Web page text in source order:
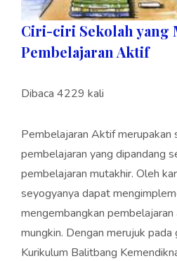
Ciri-ciri Sekolah yang
Pembelajaran Aktif
Dibaca 4229 kali
Pembelajaran Aktif merupakan
pembelajaran yang dipandang
pembelajaran mutakhir. Oleh
seyogyanya dapat
mengembangkan
mungkin. Dengan merujuk
Kurikulum Balitbang